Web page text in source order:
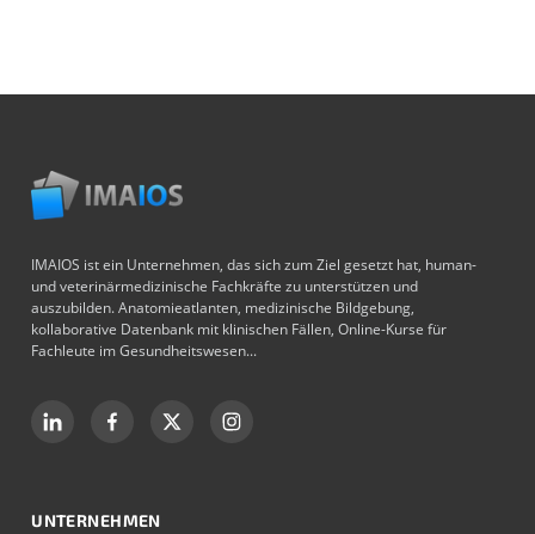
IMAIOS ist ein Unternehmen, das sich zum Ziel gesetzt hat, human-
und veterinärmedizinische Fachkräfte zu unterstützen und
auszubilden. Anatomieatlanten, medizinische Bildgebung,
kollaborative Datenbank mit klinischen Fällen, Online-Kurse für
Fachleute im Gesundheitswesen...
UNTERNEHMEN